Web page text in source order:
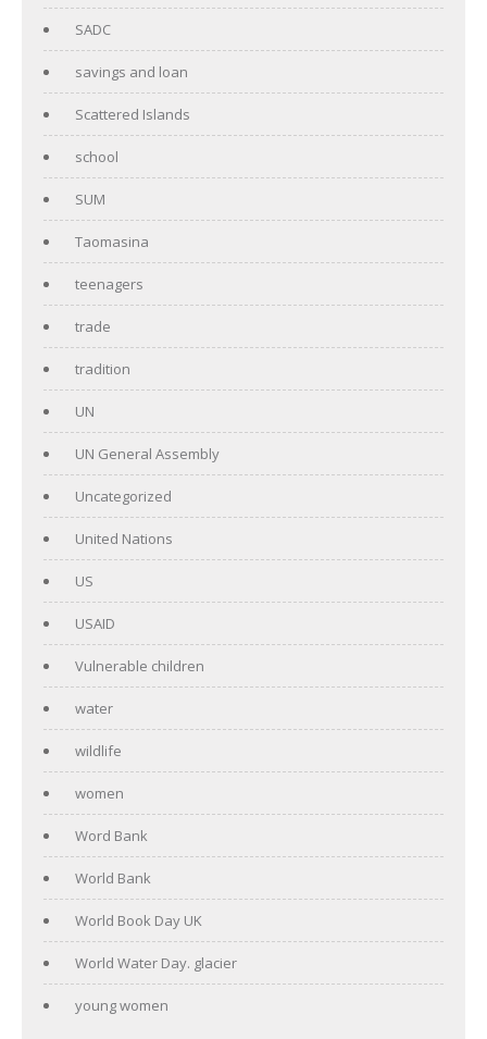
SADC
savings and loan
Scattered Islands
school
SUM
Taomasina
teenagers
trade
tradition
UN
UN General Assembly
Uncategorized
United Nations
US
USAID
Vulnerable children
water
wildlife
women
Word Bank
World Bank
World Book Day UK
World Water Day. glacier
young women